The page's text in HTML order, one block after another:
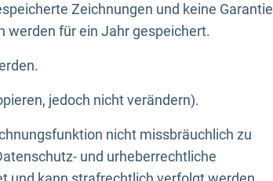
Zeichnungen und keine Garantie
werden für ein Jahr gespeichert.
jedoch nicht verändern).
nicht missbräuchlich zu
und urheberrechtliche